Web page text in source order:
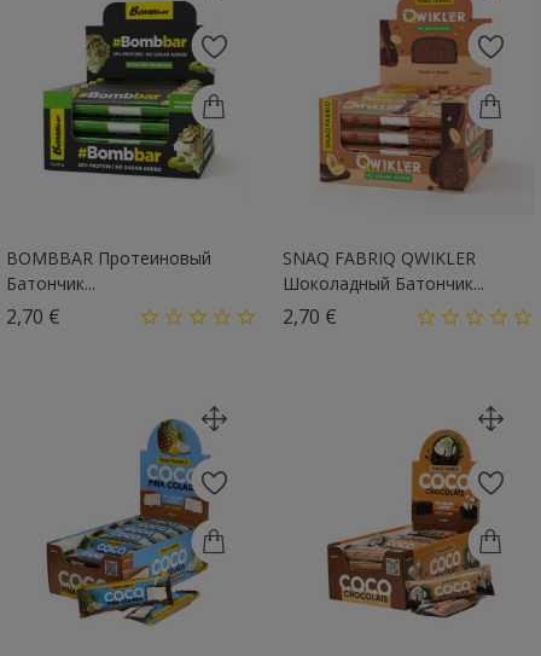
BOMBBAR Протеиновый
Батончик...
2,70 €
SNAQ FABRIQ QWIKLER
Шоколадный Батончик...
2,70 €